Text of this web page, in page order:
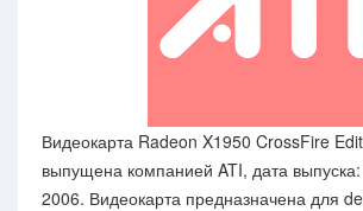
Видеокарта Radeon X1950 CrossFire
выпущена компанией ATI, дата
2006. Видеокарта предназначена для